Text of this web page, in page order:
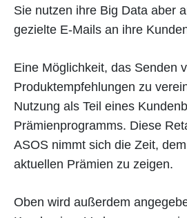
Sie nutzen ihre Big Data aber
gezielte E-Mails an ihre
Eine Möglichkeit, das Senden
Produktempfehlungen zu
Nutzung als Teil eines
Prämienprogramms. Diese
ASOS nimmt sich die Zeit,
aktuellen Prämien zu zeigen.
Oben wird außerdem